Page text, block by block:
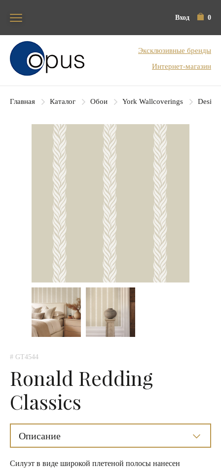
Вход 0
Блок поиска
Эксклюзивные бренды
Интернет-магазин
Главная Каталог Обои York Wallcoverings
# GT4544
Ronald Redding
Classics
Описание
Силуэт в виде широкой плетеной полосы нанесен